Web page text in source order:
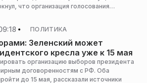
что организация голосования
ПОЛИТИКА
Зеленский может
кресла уже к 15 мая
организацию выборов президента
договоренностям с РФ. Оба
до 15 мая, рассказали источники